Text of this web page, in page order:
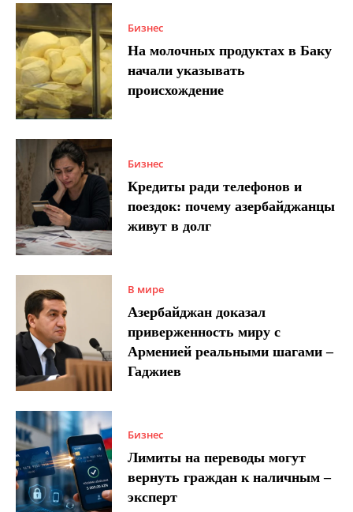
Бизнес
На молочных продуктах в Баку
начали указывать
происхождение
Бизнес
Кредиты ради телефонов и
поездок: почему азербайджанцы
живут в долг
В мире
Азербайджан доказал
приверженность миру с
Арменией реальными шагами –
Гаджиев
Бизнес
Лимиты на переводы могут
вернуть граждан к наличным –
эксперт